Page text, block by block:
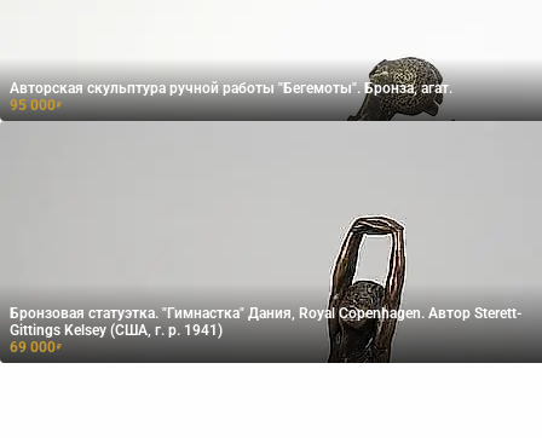
Авторская скульптура ручной работы "Бегемоты". Бронза, агат.
95 000₽
Бронзовая статуэтка. "Гимнастка" Дания, Royal Copenhagen. Автор Sterett-
Gittings Kelsey (США, г. р. 1941)
69 000₽